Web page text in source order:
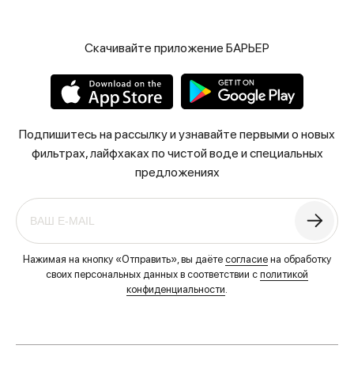
Скачивайте приложение БАРЬЕР
Подпишитесь на рассылку и узнавайте первыми о новых
фильтрах, лайфхаках по чистой воде и специальных
предложениях
Нажимая на кнопку «Отправить», вы даёте согласие на обработку
своих персональных данных в соответствии с политикой
конфиденциальности.